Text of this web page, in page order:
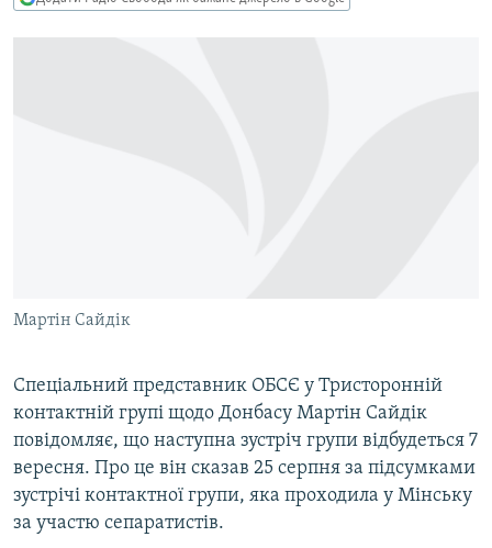
КУЛЬТУРА
КРИМ.РЕАЛІЇ
РУС
УКР
КТАТ
ДОЛУЧАЙСЯ!
Мартін Сайдік
Спеціальний представник ОБСЄ у Тристоронній
контактній групі щодо Донбасу Мартін Сайдік
повідомляє, що наступна зустріч групи відбудеться 7
вересня. Про це він сказав 25 серпня за підсумками
зустрічі контактної групи, яка проходила у Мінську
за участю сепаратистів.